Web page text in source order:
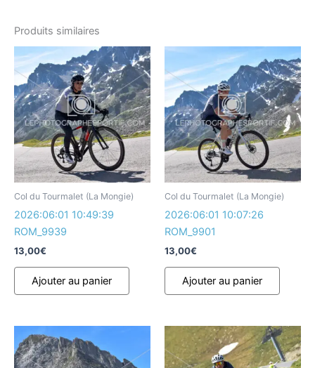
Produits similaires
Col du Tourmalet (La Mongie)
2026:06:01 10:49:39
ROM_9939
13,00€
Ajouter au panier
Col du Tourmalet (La Mongie)
2026:06:01 10:07:26
ROM_9901
13,00€
Ajouter au panier